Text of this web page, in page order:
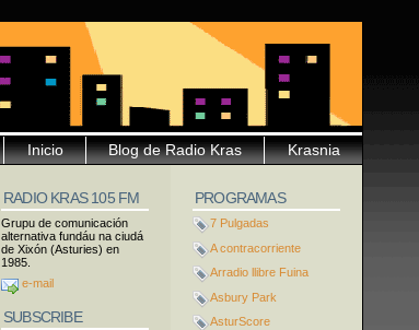
Krasnia
Blog de Radio Kras
Inicio
PROGRAMAS
7 Pulgadas
A contracorriente
Arradio llibre Fuina
Asbury Park
AsturScore
RADIO KRAS 105 FM
Grupu de comunicación
alternativa fundáu na ciudá
de Xixón (Asturies) en
1985.
e-mail
SUBSCRIBE